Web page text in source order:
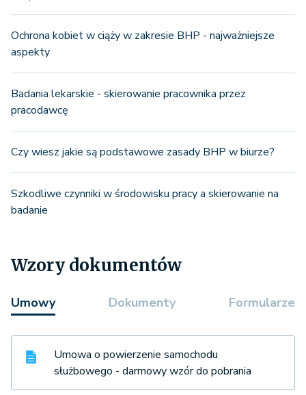
Ochrona kobiet w ciąży w zakresie BHP - najważniejsze
aspekty
Badania lekarskie - skierowanie pracownika przez
pracodawcę
Czy wiesz jakie są podstawowe zasady BHP w biurze?
Szkodliwe czynniki w środowisku pracy a skierowanie na
badanie
Wzory dokumentów
Umowy Dokumenty Formularze
Umowa o powierzenie samochodu
służbowego - darmowy wzór do pobrania